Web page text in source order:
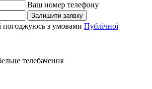
Ваш номер телефону
Залишити заявку
погоджуюсь з умовами Публічної
телебачення